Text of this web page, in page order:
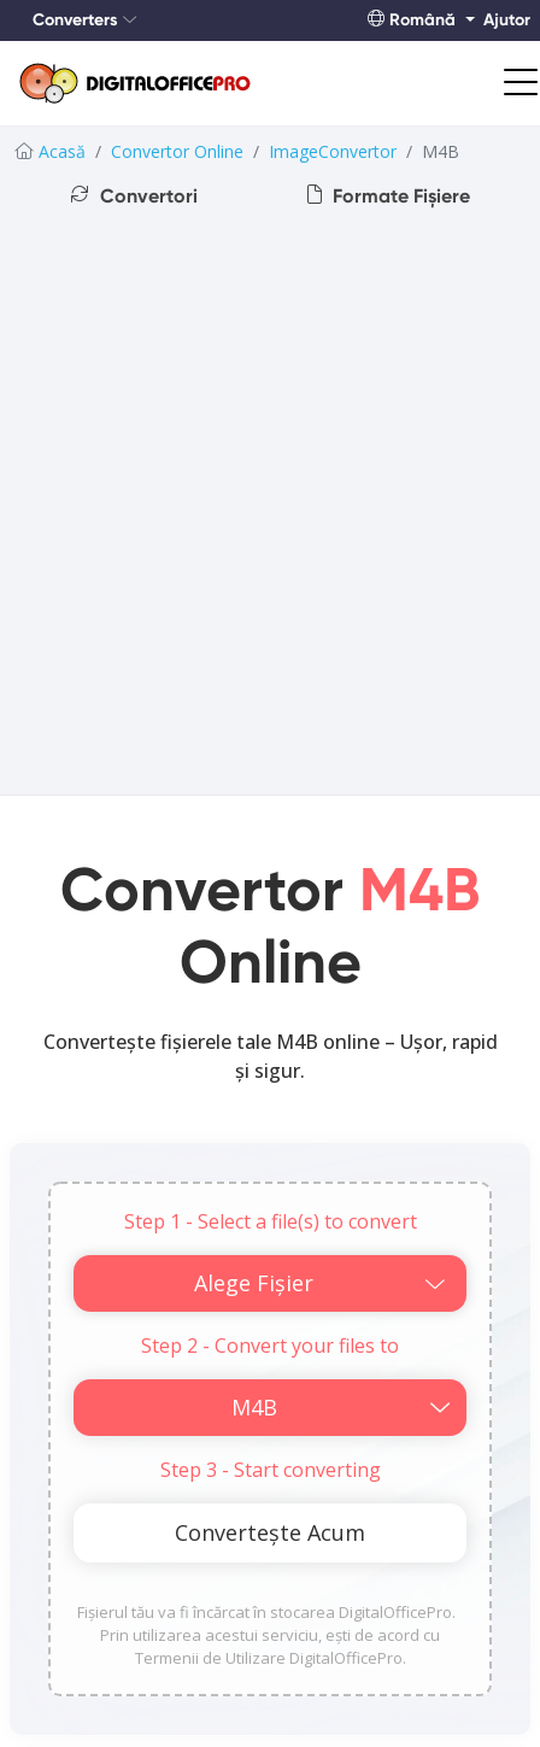
Converters Română Ajutor
Acasă Convertor Online ImageConvertor
M4B
Convertori
Formate Fișiere
Convertor M4B
Online
Convertește fișierele tale M4B online – Ușor, rapid
și sigur.
Step 1 - Select a file(s) to convert
Alege Fișier
Step 2 - Convert your files to
Step 3 - Start converting
Fișierul tău va fi încărcat în stocarea DigitalOfficePro.
Prin utilizarea acestui serviciu, ești de acord cu
Termenii de Utilizare DigitalOfficePro.